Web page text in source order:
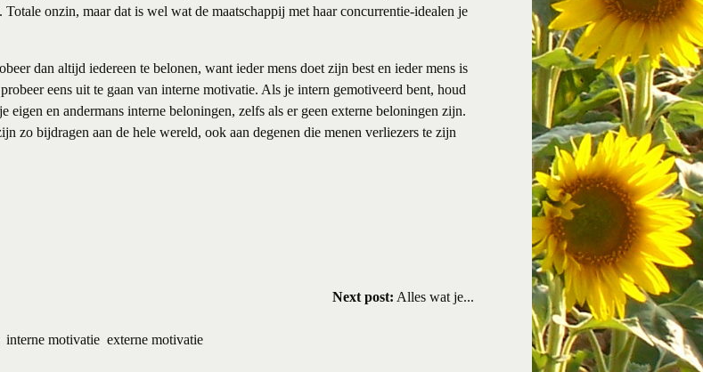
onzin, maar dat is wel wat de maatschappij met haar concurrentie-idealen je
dan altijd iedereen te belonen, want ieder mens doet zijn best en ieder mens is
eens uit te gaan van interne motivatie. Als je intern gemotiveerd bent, houd
en andermans interne beloningen, zelfs als er geen externe beloningen zijn.
zo bijdragen aan de hele wereld, ook aan degenen die menen verliezers te zijn
Next post: Alles wat je...
interne motivatie externe motivatie